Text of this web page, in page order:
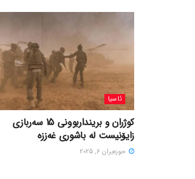
ئاسیا
کوژران و برینداربوونی 15 سەربازی
زایۆنیست لە باشوری غەززە
حوزه‌یران 6, 2025